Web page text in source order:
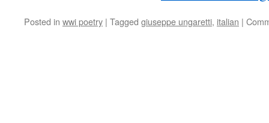
Posted in wwi poetry | Tagged giuseppe ungaretti, italian |